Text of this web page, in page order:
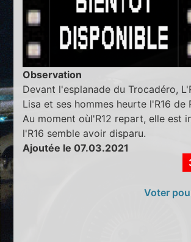
Observation
Devant l'esplanade du Trocadéro,
Lisa et ses hommes heurte l'R16 de
Au moment oùl'R12 repart, elle est
l'R16 semble avoir disparu.
Ajoutée le 07.03.2021
Voter